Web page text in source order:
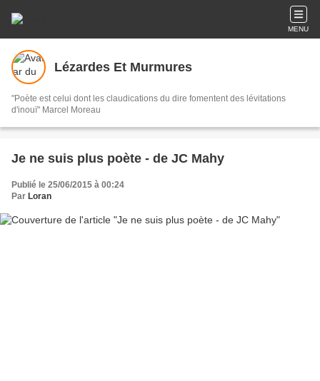
MENU
Lézardes Et Murmures
"Poète est celui dont les claudications du dire fomentent des lévitations
d'inouï" Marcel Moreau
Je ne suis plus poète - de JC Mahy
Publié le 25/06/2015 à 00:24
Par Loran